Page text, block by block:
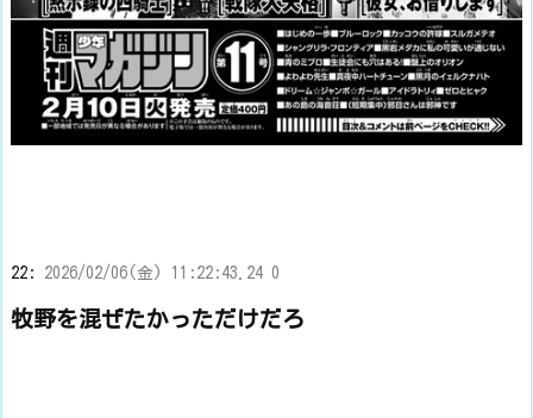
22: 2026/02/06(金) 11:22:43.24 0
牧野を混ぜたかっただけだろ